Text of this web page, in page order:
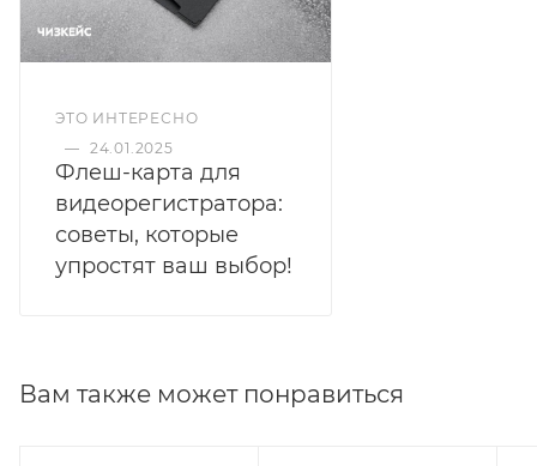
ЭТО ИНТЕРЕСНО
— 24.01.2025
Флеш-карта для
видеорегистратора:
советы, которые
упростят ваш выбор!
Вам также может понравиться